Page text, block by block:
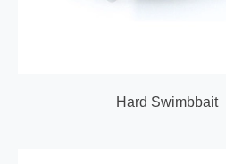
Hard Swimbbait